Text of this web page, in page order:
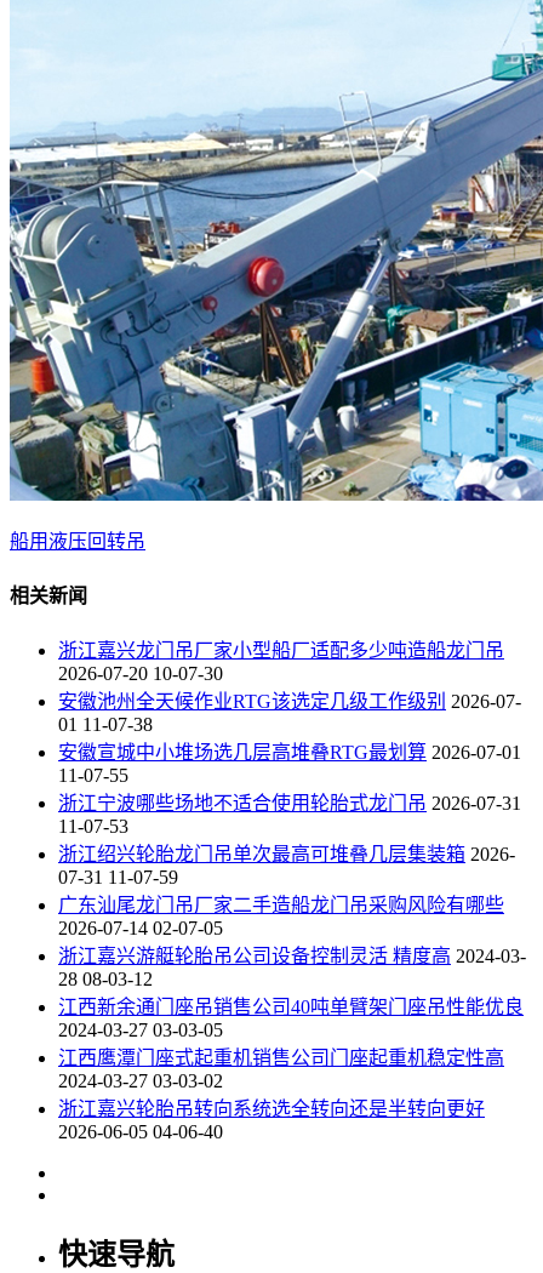
船用液压回转吊
相关新闻
浙江嘉兴龙门吊厂家小型船厂适配多少吨造船龙门吊
2026-07-20 10-07-30
安徽池州全天候作业RTG该选定几级工作级别 2026-07-
01 11-07-38
安徽宣城中小堆场选几层高堆叠RTG最划算 2026-07-01
11-07-55
浙江宁波哪些场地不适合使用轮胎式龙门吊 2026-07-31
11-07-53
浙江绍兴轮胎龙门吊单次最高可堆叠几层集装箱 2026-
07-31 11-07-59
广东汕尾龙门吊厂家二手造船龙门吊采购风险有哪些
2026-07-14 02-07-05
浙江嘉兴游艇轮胎吊公司设备控制灵活 精度高 2024-03-
28 08-03-12
江西新余通门座吊销售公司40吨单臂架门座吊性能优良
2024-03-27 03-03-05
江西鹰潭门座式起重机销售公司门座起重机稳定性高
2024-03-27 03-03-02
浙江嘉兴轮胎吊转向系统选全转向还是半转向更好
2026-06-05 04-06-40
快速导航